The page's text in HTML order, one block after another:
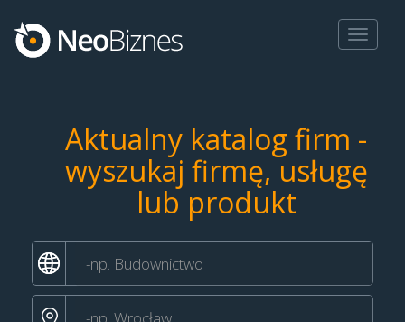
Toggle
Aktualny katalog firm -
wyszukaj firmę, usługę
lub produkt